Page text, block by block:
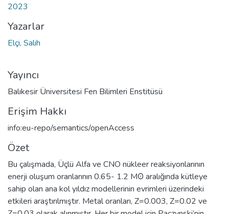
2023
Yazarlar
Elçi, Salih
Yayıncı
Balıkesir Üniversitesi Fen Bilimleri Enstitüsü
Erişim Hakkı
info:eu-repo/semantics/openAccess
Özet
Bu çalışmada, Üçlü Alfa ve CNO nükleer reaksiyonlarının
enerji oluşum oranlarının 0.65- 1.2 Mʘ aralığında kütleye
sahip olan ana kol yıldız modellerinin evrimleri üzerindeki
etkileri araştırılmıştır. Metal oranları, Z=0.003, Z=0.02 ve